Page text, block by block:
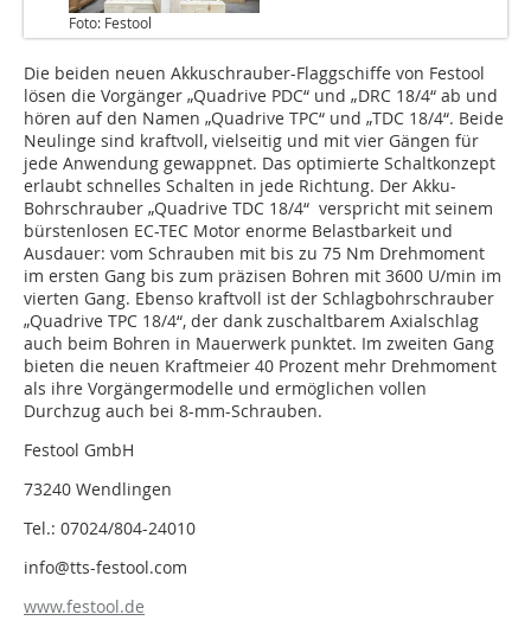
Foto: Festool
Die beiden neuen Akkuschrauber-Flaggschiffe von Festool
lösen die Vorgänger „Quadrive PDC“ und „DRC 18/4“ ab und
hören auf den Namen „Quadrive TPC“ und „TDC 18/4“. Beide
Neulinge sind kraftvoll, vielseitig und mit vier Gängen für
jede Anwendung gewappnet. Das optimierte Schaltkonzept
erlaubt schnelles Schalten in jede Richtung. Der Akku-
Bohrschrauber „Quadrive TDC 18/4“ verspricht mit seinem
bürstenlosen EC-TEC Motor enorme Belastbarkeit und
Ausdauer: vom Schrauben mit bis zu 75 Nm Drehmoment
im ersten Gang bis zum präzisen Bohren mit 3600 U/min im
vierten Gang. Ebenso kraftvoll ist der Schlagbohrschrauber
„Quadrive TPC 18/4“, der dank zuschaltbarem Axialschlag
auch beim Bohren in Mauerwerk punktet. Im zweiten Gang
bieten die neuen Kraftmeier 40 Prozent mehr Drehmoment
als ihre Vorgängermodelle und ermöglichen vollen
Durchzug auch bei 8-mm-Schrauben.
Festool GmbH
73240 Wendlingen
Tel.: 07024/804-24010
info@tts-festool.com
www.festool.de